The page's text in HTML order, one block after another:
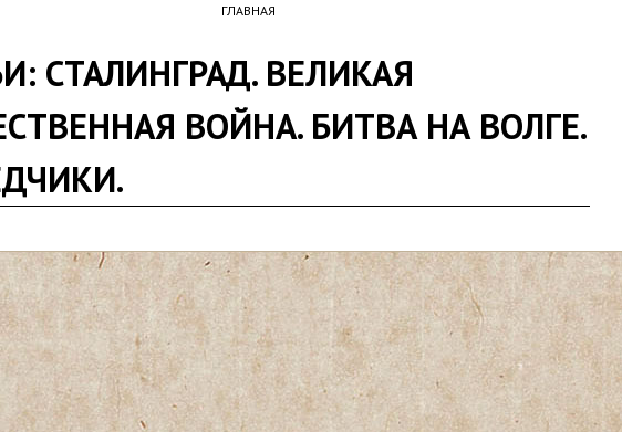
ГЛАВНАЯ
СТАЛИНГРАД. ВЕЛИКАЯ
ВОЙНА. БИТВА НА ВОЛГЕ.